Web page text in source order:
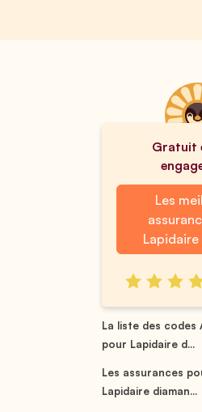
Gratuit
Les
La liste des codes
pour Lapidaire d...
Les assurances
Lapidaire diaman...